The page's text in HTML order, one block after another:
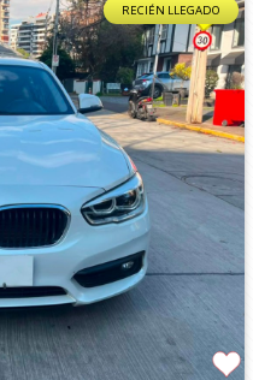
RECIÉN LLEGADO